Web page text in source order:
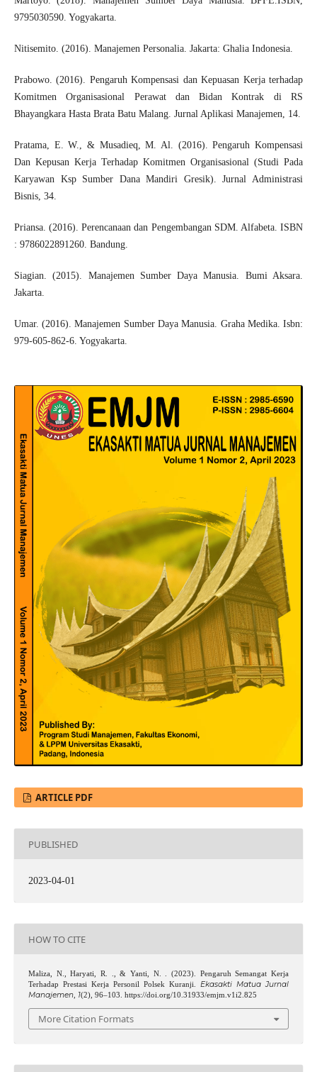
9795030590. Yogyakarta.
Nitisemito. (2016). Manajemen Personalia. Jakarta: Ghalia Indonesia.
Prabowo. (2016). Pengaruh Kompensasi dan Kepuasan Kerja terhadap
Komitmen Organisasional Perawat dan Bidan Kontrak di RS
Bhayangkara Hasta Brata Batu Malang. Jurnal Aplikasi Manajemen, 14.
Pratama, E. W., & Musadieq, M. Al. (2016). Pengaruh Kompensasi
Dan Kepusan Kerja Terhadap Komitmen Organisasional (Studi Pada
Karyawan Ksp Sumber Dana Mandiri Gresik). Jurnal Administrasi
Bisnis, 34.
Priansa. (2016). Perencanaan dan Pengembangan SDM. Alfabeta. ISBN
: 9786022891260. Bandung.
Siagian. (2015). Manajemen Sumber Daya Manusia. Bumi Aksara.
Jakarta.
Umar. (2016). Manajemen Sumber Daya Manusia. Graha Medika. Isbn:
979-605-862-6. Yogyakarta.
ARTICLE PDF
PUBLISHED
2023-04-01
HOW TO CITE
Maliza, N., Haryati, R. ., & Yanti, N. . (2023). Pengaruh Semangat Kerja
Terhadap Prestasi Kerja Personil Polsek Kuranji. Ekasakti Matua Jurnal
Manajemen, 1(2), 96–103. https://doi.org/10.31933/emjm.v1i2.825
More Citation Formats